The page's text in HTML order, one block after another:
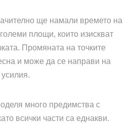
ще намали времето на
площи, които изискват
Промяната на точките
и може да се направи на
много предимства с
всички части са еднакви.